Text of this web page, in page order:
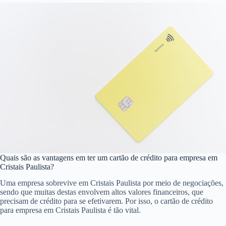
Quais são as vantagens em ter um cartão de crédito para empresa em
Cristais Paulista?
Uma empresa sobrevive em Cristais Paulista por meio de negociações,
sendo que muitas destas envolvem altos valores financeiros, que
precisam de crédito para se efetivarem. Por isso, o cartão de crédito
para empresa em Cristais Paulista é tão vital.